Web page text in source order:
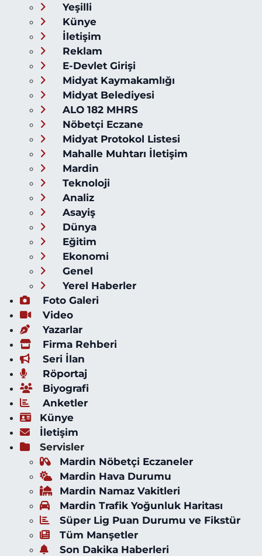
Yeşilli
Künye
İletişim
Reklam
E-Devlet Girişi
Midyat Kaymakamlığı
Midyat Belediyesi
ALO 182 MHRS
Nöbetçi Eczane
Midyat Protokol Listesi
Mahalle Muhtarı İletişim
Mardin
Teknoloji
Analiz
Asayiş
Dünya
Eğitim
Ekonomi
Genel
Yerel Haberler
Foto Galeri
Video
Yazarlar
Firma Rehberi
Seri İlan
Röportaj
Biyografi
Anketler
Künye
İletişim
Servisler
Mardin Nöbetçi Eczaneler
Mardin Hava Durumu
Mardin Namaz Vakitleri
Mardin Trafik Yoğunluk Haritası
Süper Lig Puan Durumu ve Fikstür
Tüm Manşetler
Son Dakika Haberleri